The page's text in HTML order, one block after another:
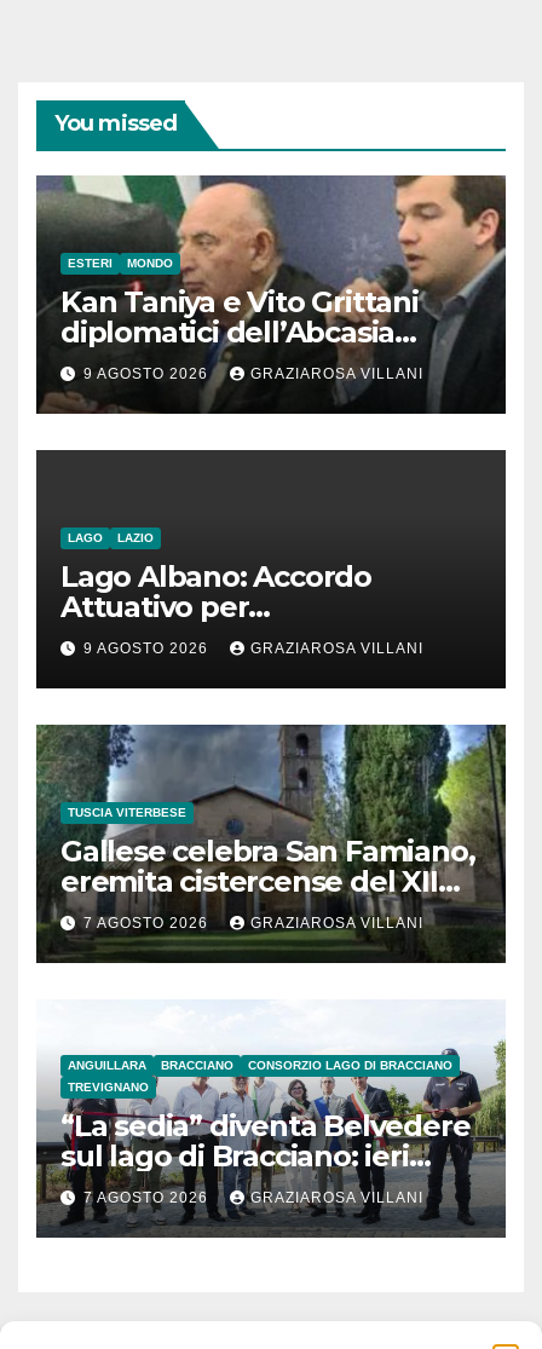
You missed
ESTERI MONDO
Kan Taniya e Vito Grittani
diplomatici dell’Abcasia
contro nota del governo
romeno. “Non si può invocare
la costruzione di ponti e allo
stesso tempo condannare
9 AGOSTO 2026 GRAZIAROSA VILLANI
LAGO LAZIO
Lago Albano: Accordo
Attuativo per
l’interconnessione
acquedottistica da 29,5
milioni di euro
9 AGOSTO 2026 GRAZIAROSA VILLANI
TUSCIA VITERBESE
Gallese celebra San Famiano,
eremita cistercense del XII
secolo
7 AGOSTO 2026 GRAZIAROSA VILLANI
ANGUILLARA BRACCIANO
CONSORZIO LAGO DI BRACCIANO
TREVIGNANO
“La sedia” diventa Belvedere
sul lago di Bracciano: ieri
l’inaugurazione
7 AGOSTO 2026 GRAZIAROSA VILLANI